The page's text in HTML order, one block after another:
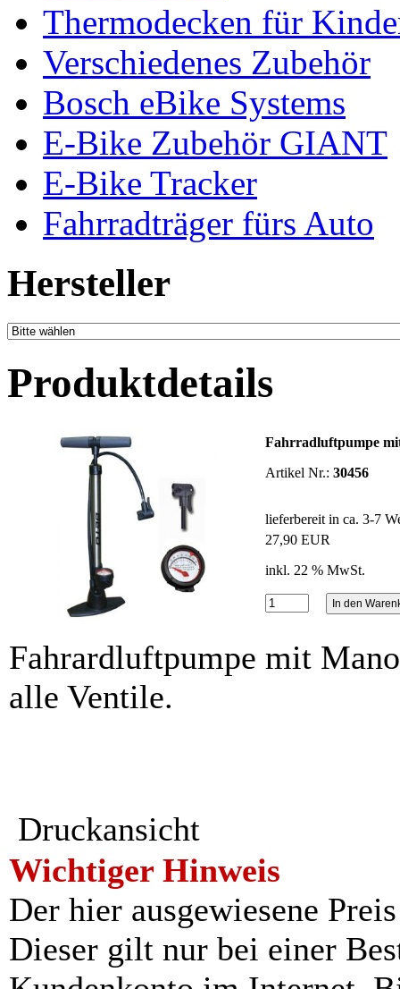
Thermodecken für
Verschiedenes Zubehör
Bosch eBike Systems
E-Bike Zubehör GIANT
E-Bike Tracker
Fahrradträger fürs Auto
Hersteller
Produktdetails
Fahrradluftpumpe
Artikel Nr.: 30456
lieferbereit in ca. 3-7
27,90 EUR
inkl. 22 % MwSt.
Fahrardluftpumpe mit
alle Ventile.
Druckansicht
Wichtiger Hinweis
Der hier ausgewiesene
Dieser gilt nur bei einer